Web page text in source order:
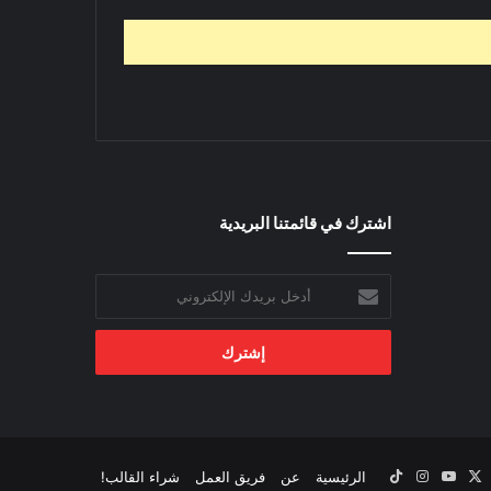
اشترك في قائمتنا البريدية
بريدك
الإلكتروني
الرئيسية عن فريق العمل شراء القالب! ‫YouTubeانستقرام‫TikTok